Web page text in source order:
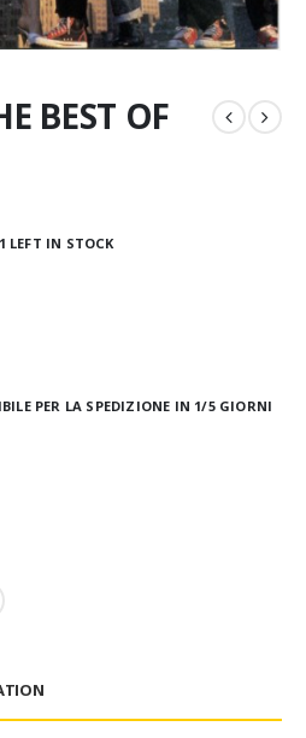
BEST OF
LEFT IN STOCK
PER LA SPEDIZIONE IN 1/5 GIORNI